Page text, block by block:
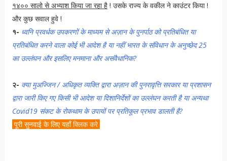
१४०० सालो से अभ्याश किया जा रहा है! उसके राज्य के वकील ने काउंटर किया !
और कुछ सवाल हुवे !
१- ध्वनि प्रवर्धक उपकरणों के माध्यम से अज़ान के पुनर्पाठ को प्रतिबंधित या
प्रतिबंधित करने वाला कोई भी आदेश है या नहीं भारत के संविधान के अनुच्छेद 25
का उल्लंघन और इसलिए मनमाना और असंवैधानिक?
२- क्या मुअज्जिन / अधिकृत व्यक्ति द्वारा अज़ान की पुनरावृत्ति सरकार या प्रशासन
द्वारा जारी किए गए किसी भी आदेश या दिशानिर्देशों का उल्लंघन करती है या अन्यथा
Covid19 संकट के रोकथाम के उपायों पर प्रतिकूल प्रभाव डालती है?
पूरी सुनवाई के लिए यहाँक्लिक करे